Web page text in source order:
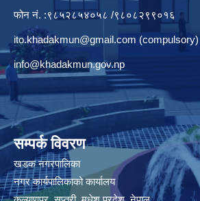
फोन नं. :९८५२८५४०५८ /९८०८२९९०१६
ito.khadakmun@gmail.com (compulsory)
info@khadakmun.gov.np
सम्पर्क विवरण
खडक नगरपालिका
नगर कार्यपालिकाको कार्यालय